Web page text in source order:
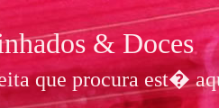
& Doces
que procura est�